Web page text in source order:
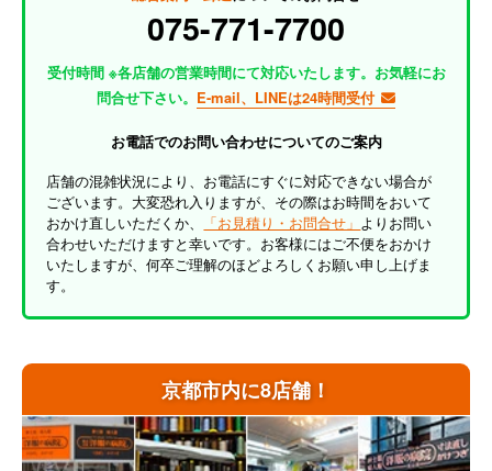
京都市内に8店舗！
075-771-7700
受付時間 ※各店舗の営業時間にて対応いたします。お気軽にお
問合せ下さい。 E-mail、LINEは24時間受付
お電話でのお問い合わせについてのご案内
店舗の混雑状況により、お電話にすぐに対応できない場合が
ございます。大変恐れ入りますが、その際はお時間をおいて
おかけ直しいただくか、
「お見積り・お問合せ」 よりお問い
合わせいただけますと幸いです。お客様にはご不便をおかけ
いたしますが、何卒ご理解のほどよろしくお願い申し上げま
す。